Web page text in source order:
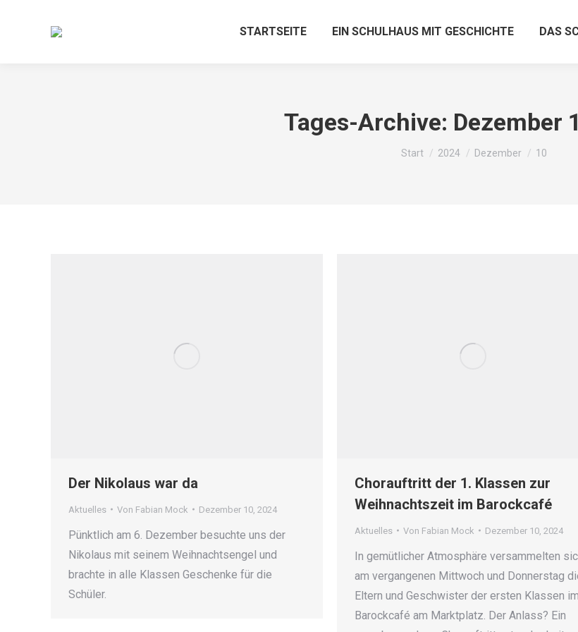
STARTSEITE EIN SCHULHAUS MIT GESCHICHTE DAS
Tages-Archive: Dezember
Sie befinden sich hier:
Start 2024 Dezember 10
Der Nikolaus war da
Aktuelles Von Fabian Mock Dezember 10, 2024
Pünktlich am 6. Dezember besuchte uns der
Nikolaus mit seinem Weihnachtsengel und
brachte in alle Klassen Geschenke für die
Schüler.
Chorauftritt der 1. Klassen zur
Weihnachtszeit im Barockcafé
Aktuelles Von Fabian Mock Dezember 10, 2024
In gemütlicher Atmosphäre versammelten
am vergangenen Mittwoch und Donnerstag
Eltern und Geschwister der ersten Klassen im
Barockcafé am Marktplatz. Der Anlass? Ein